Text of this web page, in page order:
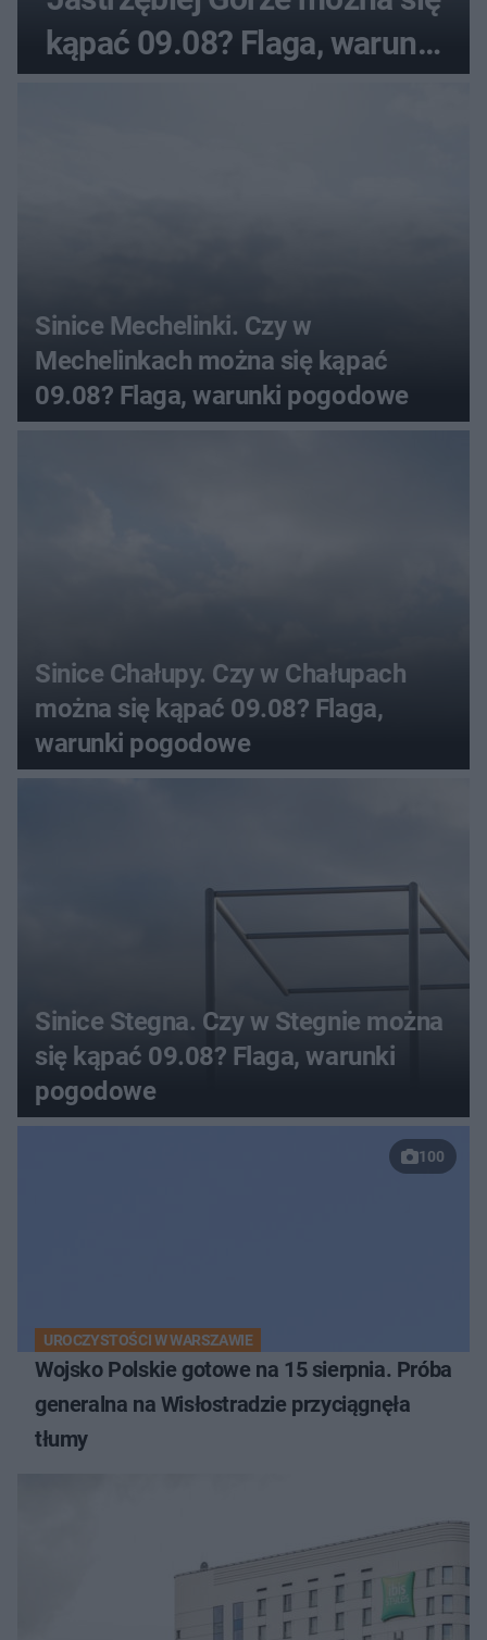
kąpać 09.08? Flaga, warunki
pogodowe
Sinice Mechelinki. Czy w
Mechelinkach można się kąpać
09.08? Flaga, warunki pogodowe
Sinice Chałupy. Czy w Chałupach
można się kąpać 09.08? Flaga,
warunki pogodowe
Sinice Stegna. Czy w Stegnie można
się kąpać 09.08? Flaga, warunki
pogodowe
100
UROCZYSTOŚCI W WARSZAWIE
Wojsko Polskie gotowe na 15 sierpnia. Próba
generalna na Wisłostradzie przyciągnęła
tłumy